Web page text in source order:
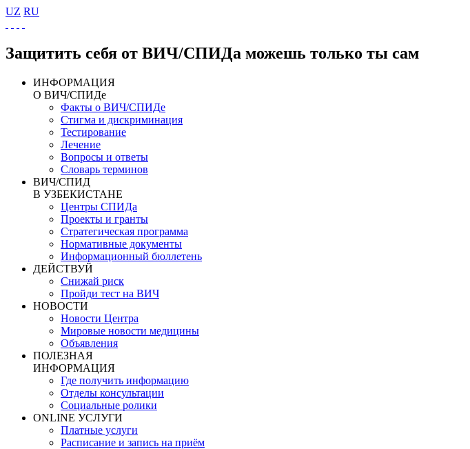
UZ RU
Защитить себя от ВИЧ/СПИДа можешь только ты сам
ИНФОРМАЦИЯ
О ВИЧ/СПИДе
Факты о ВИЧ/СПИДе
Стигма и дискриминация
Тестирование
Лечение
Вопросы и ответы
Словарь терминов
ВИЧ/СПИД
В УЗБЕКИСТАНЕ
Центры СПИДа
Проекты и гранты
Стратегическая программа
Нормативные документы
Информационный бюллетень
ДЕЙСТВУЙ
Снижай риск
Пройди тест на ВИЧ
НОВОСТИ
Новости Центра
Мировые новости медицины
Объявления
ПОЛЕЗНАЯ
ИНФОРМАЦИЯ
Где получить информацию
Отделы консультации
Социальные ролики
ONLINE УСЛУГИ
Платные услуги
Расписание и запись на приём